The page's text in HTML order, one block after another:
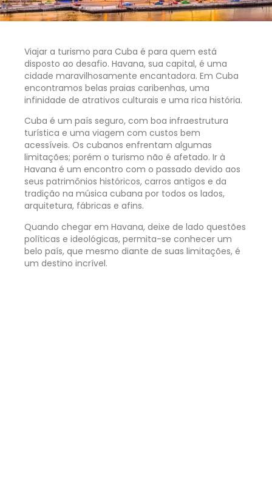
Viajar a turismo para Cuba é para quem está
disposto ao desafio. Havana, sua capital, é uma
cidade maravilhosamente encantadora. Em Cuba
encontramos belas praias caribenhas, uma
infinidade de atrativos culturais e uma rica história.
Cuba é um país seguro, com boa infraestrutura
turística e uma viagem com custos bem
acessíveis. Os cubanos enfrentam algumas
limitações; porém o turismo não é afetado. Ir à
Havana é um encontro com o passado devido aos
seus patrimônios históricos, carros antigos e da
tradição na música cubana por todos os lados,
arquitetura, fábricas e afins.
Quando chegar em Havana, deixe de lado questões
políticas e ideológicas, permita-se conhecer um
belo país, que mesmo diante de suas limitações, é
um destino incrível.